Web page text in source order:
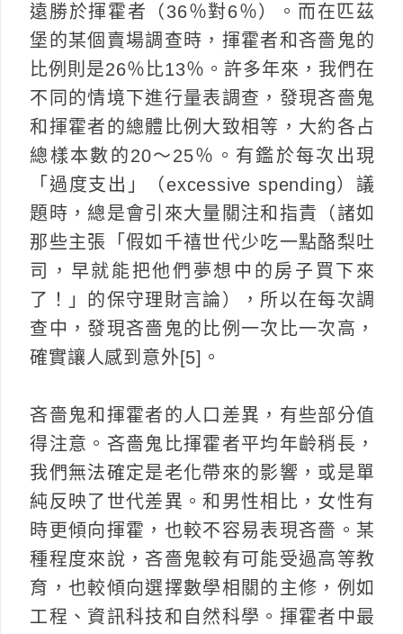
遠勝於揮霍者（36％對6％）。而在匹茲
堡的某個賣場調查時，揮霍者和吝嗇鬼的
比例則是26％比13％。許多年來，我們在
不同的情境下進行量表調查，發現吝嗇鬼
和揮霍者的總體比例大致相等，大約各占
總樣本數的20～25％。有鑑於每次出現
「過度支出」（excessive spending）議
題時，總是會引來大量關注和指責（諸如
那些主張「假如千禧世代少吃一點酪梨吐
司，早就能把他們夢想中的房子買下來
了！」的保守理財言論），所以在每次調
查中，發現吝嗇鬼的比例一次比一次高，
確實讓人感到意外[5]。
吝嗇鬼和揮霍者的人口差異，有些部分值
得注意。吝嗇鬼比揮霍者平均年齡稍長，
我們無法確定是老化帶來的影響，或是單
純反映了世代差異。和男性相比，女性有
時更傾向揮霍，也較不容易表現吝嗇。某
種程度來說，吝嗇鬼較有可能受過高等教
育，也較傾向選擇數學相關的主修，例如
工程、資訊科技和自然科學。揮霍者中最